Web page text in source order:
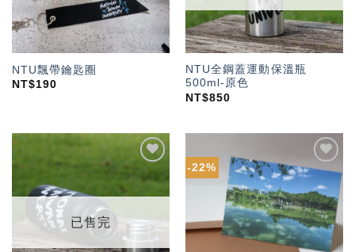
NTU飄帶鑰匙圈
NT$190
NTU全鋼蓋運動保溫瓶
500ml-原色
NT$850
加入
「願
望輕
已售完
-22%
加入
「願
望輕
單」